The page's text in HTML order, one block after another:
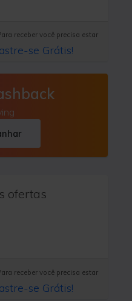
receber você precisa estar
se Grátis!
ofertas
receber você precisa estar
se Grátis!